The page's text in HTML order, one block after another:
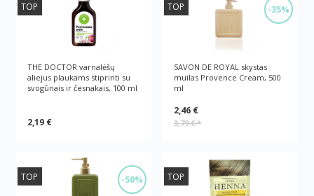
TOP
THE DOCTOR varnalėšų
aliejus plaukams stiprinti su
svogūnais ir česnakais, 100 ml
2,19 €
-35%
TOP
SAVON DE ROYAL skystas
muilas Provence Cream, 500
ml
2,46 €
3,79 €*
-50%
TOP TOP